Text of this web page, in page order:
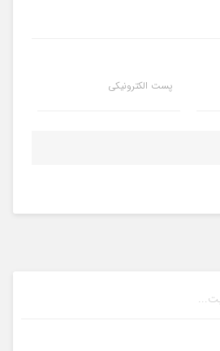
پست الکترونیکی